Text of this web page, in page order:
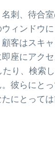
刺、待合
ィンドウ
客はスキ
座にアク
り、検索
彼らにと
にとって